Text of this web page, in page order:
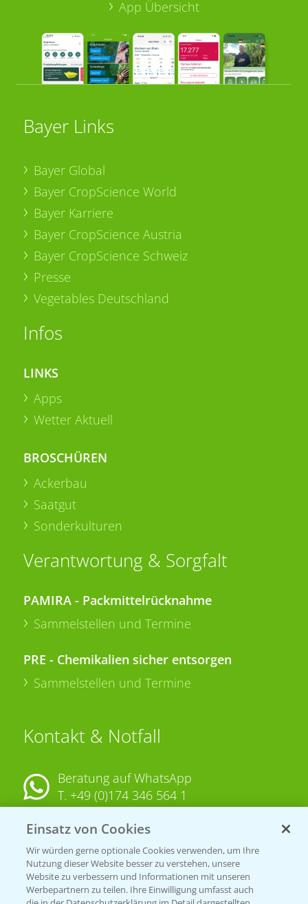
App Übersicht
Bayer Links
Bayer Global
Bayer CropScience World
Bayer Karriere
Bayer CropScience Austria
Bayer CropScience Schweiz
Presse
Vegetables Deutschland
Infos
LINKS
Apps
Wetter Aktuell
BROSCHÜREN
Ackerbau
Saatgut
Sonderkulturen
Verantwortung & Sorgfalt
PAMIRA - Packmittelrücknahme
Sammelstellen und Termine
PRE - Chemikalien sicher entsorgen
Sammelstellen und Termine
Kontakt & Notfall
Beratung auf WhatsApp
T. +49 (0)174 346 564 1
KONTAKT
Hilfe in Notfällen
T.+49 (0)214/30-20220
Einsatz von Cookies
Wir würden gerne optionale Cookies verwenden, um Ihre
Nutzung dieser Website besser zu verstehen, unsere
Website zu verbessern und Informationen mit unseren
Werbepartnern zu teilen. Ihre Einwilligung umfasst auch